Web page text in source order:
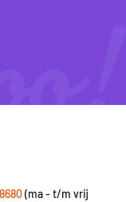
(ma - t/m vrij